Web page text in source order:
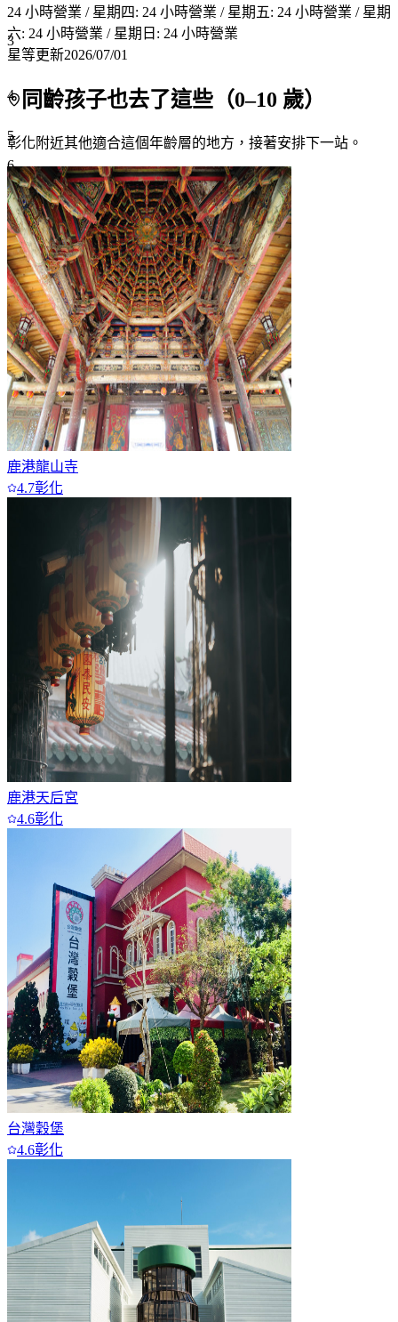
3
4
5
6
7+
24 小時營業 / 星期四: 24 小時營業 / 星期五: 24 小時營業 / 星期
六: 24 小時營業 / 星期日: 24 小時營業
星等更新2026/07/01
同齡孩子也去了這些（0–10 歲）
彰化附近其他適合這個年齡層的地方，接著安排下一站。
鹿港龍山寺
4.7彰化
鹿港天后宮
4.6彰化
台灣穀堡
4.6彰化